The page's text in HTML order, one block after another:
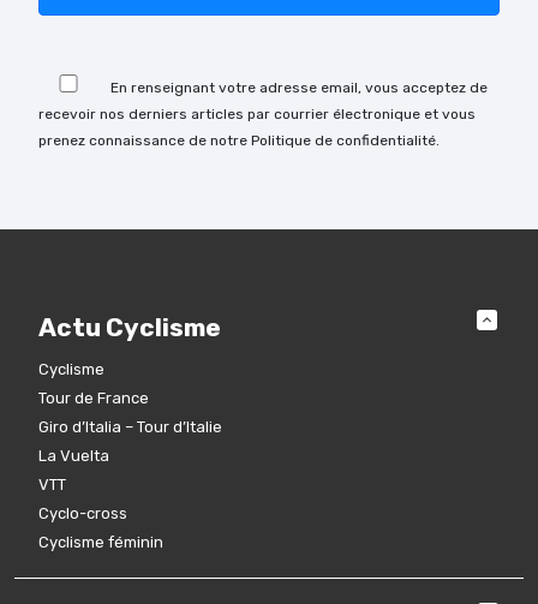
En renseignant votre adresse email, vous acceptez de
recevoir nos derniers articles par courrier électronique et vous
prenez connaissance de notre Politique de confidentialité.
Actu Cyclisme
Cyclisme
Tour de France
Giro d’Italia – Tour d’Italie
La Vuelta
VTT
Cyclo-cross
Cyclisme féminin